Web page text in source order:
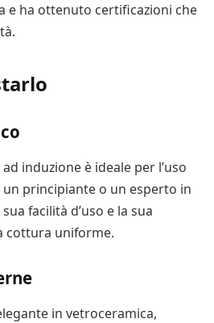
e ha ottenuto certificazioni che
induzione è ideale per l’uso
un principiante o un esperto in
facilità d’uso e la sua
cottura uniforme.
in vetroceramica,